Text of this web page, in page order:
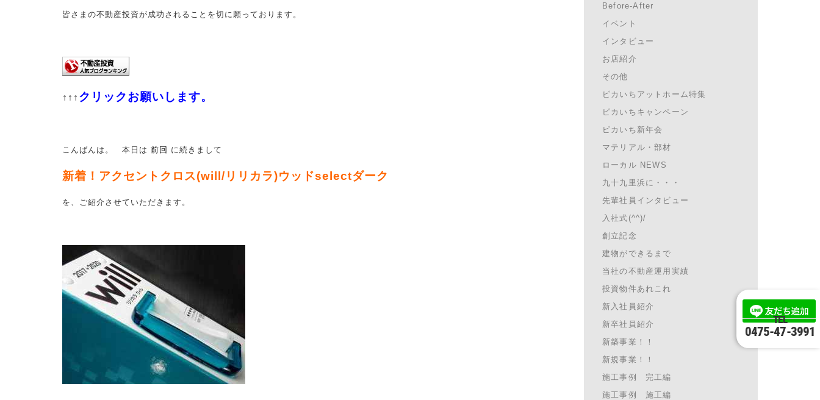
TEL
0475-47-3991
皆さまの不動産投資が成功されることを切に願っております。
↑↑↑ クリックお願いします。
こんばんは。 本日は 前回 に続きまして
新着！アクセントクロス(will/リリカラ)ウッドselectダーク
を、ご紹介させていただきます。
Before-After
イベント
インタビュー
お店紹介
その他
ピカいちアットホーム特集
ピカいちキャンペーン
ピカいち新年会
マテリアル・部材
ローカル NEWS
九十九里浜に・・・
先輩社員インタビュー
入社式(^^)/
創立記念
建物ができるまで
当社の不動産運用実績
投資物件あれこれ
新入社員紹介
新卒社員紹介
新築事業！！
新規事業！！
施工事例 完工編
施工事例 施工編